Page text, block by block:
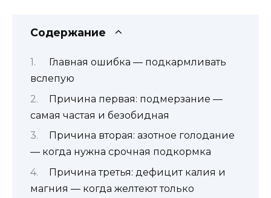
Содержание
Главная ошибка — подкармливать
вслепую
Причина первая: подмерзание —
самая частая и безобидная
Причина вторая: азотное голодание
— когда нужна срочная подкормка
Причина третья: дефицит калия и
магния — когда желтеют только